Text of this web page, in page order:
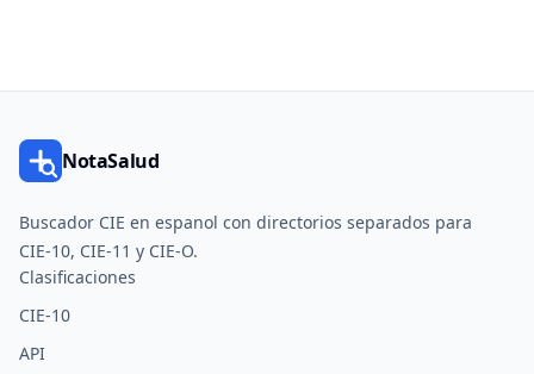
NotaSalud
Buscador CIE en espanol con directorios separados para
CIE-10, CIE-11 y CIE-O.
Clasificaciones
CIE-10
API